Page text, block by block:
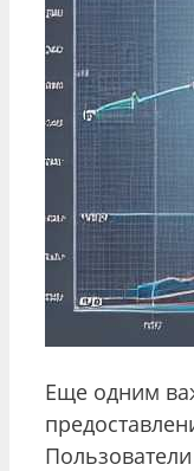
Еще одним